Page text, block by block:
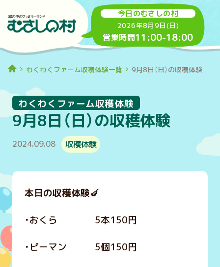
今日のむさしの村
2026年8月9日(日)
営業時間11:00-18:00
わくわくファーム収穫体験一覧 9月8日（日）の収穫体験
9月8日（日）の収穫体験
わくわくファーム収穫体験
2024.09.08 収穫体験
本日の収穫体験🍆
・おくら 5本150円
・ピーマン 5個150円